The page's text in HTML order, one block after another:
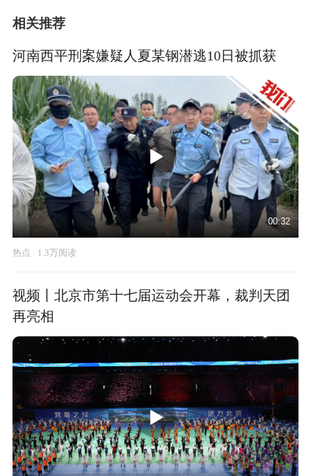
相关推荐
河南西平刑案嫌疑人夏某钢潜逃10日被抓获
00:32
热点 1.3万阅读
视频丨北京市第十七届运动会开幕，裁判天团
再亮相